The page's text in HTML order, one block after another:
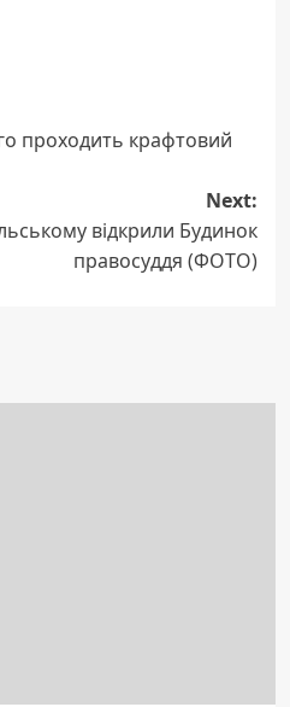
проходить крафтовий
Next:
відкрили Будинок
правосуддя (ФОТО)